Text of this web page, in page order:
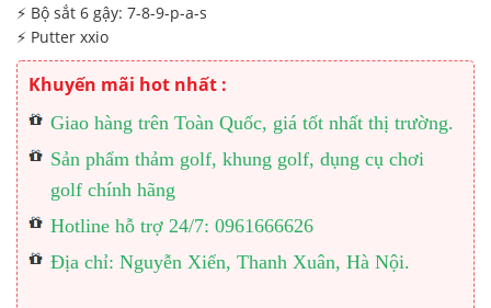
⚡️ Bộ sắt 6 gậy: 7-8-9-p-a-s
⚡️ Putter xxio
Khuyến mãi hot nhất :
Giao hàng trên Toàn Quốc, giá tốt nhất thị trường.
Sản phẩm thảm golf, khung golf, dụng cụ chơi
golf chính hãng
Hotline hỗ trợ 24/7: 0961666626
Địa chỉ: Nguyễn Xiển, Thanh Xuân, Hà Nội.